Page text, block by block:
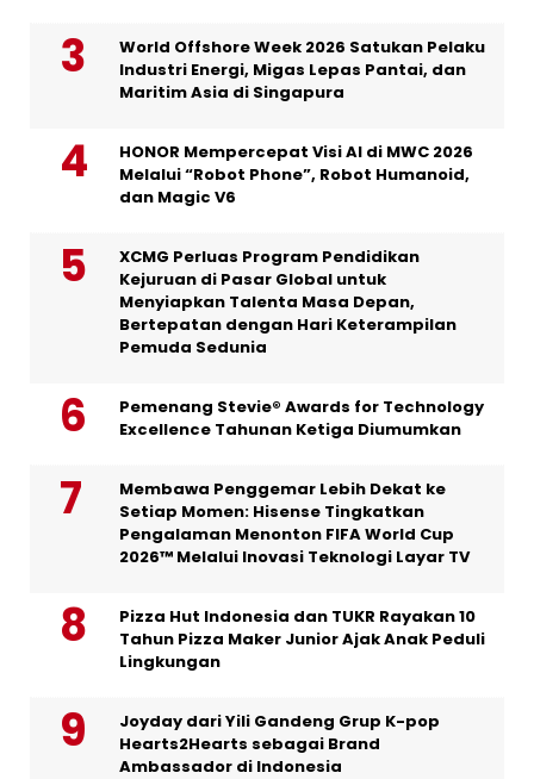
World Offshore Week 2026 Satukan Pelaku
Industri Energi, Migas Lepas Pantai, dan
Maritim Asia di Singapura
HONOR Mempercepat Visi AI di MWC 2026
Melalui “Robot Phone”, Robot Humanoid,
dan Magic V6
XCMG Perluas Program Pendidikan
Kejuruan di Pasar Global untuk
Menyiapkan Talenta Masa Depan,
Bertepatan dengan Hari Keterampilan
Pemuda Sedunia
Pemenang Stevie® Awards for Technology
Excellence Tahunan Ketiga Diumumkan
Membawa Penggemar Lebih Dekat ke
Setiap Momen: Hisense Tingkatkan
Pengalaman Menonton FIFA World Cup
2026™ Melalui Inovasi Teknologi Layar TV
Pizza Hut Indonesia dan TUKR Rayakan 10
Tahun Pizza Maker Junior Ajak Anak Peduli
Lingkungan
Joyday dari Yili Gandeng Grup K-pop
Hearts2Hearts sebagai Brand
Ambassador di Indonesia